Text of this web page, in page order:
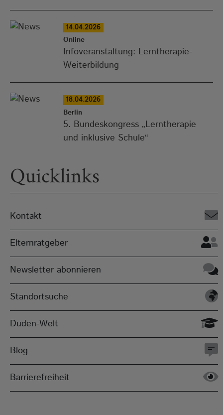
14.04.2026
Online
Infoveranstaltung: Lerntherapie-
Weiterbildung
18.04.2026
Berlin
5. Bundeskongress „Lerntherapie
und inklusive Schule“
Quicklinks
Kontakt
Elternratgeber
Newsletter abonnieren
Standortsuche
Duden-Welt
Blog
Barrierefreiheit